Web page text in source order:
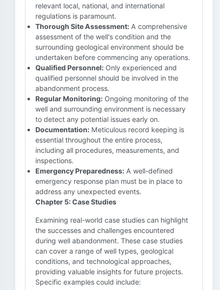
relevant local, national, and international
regulations is paramount.
Thorough Site Assessment: A comprehensive
assessment of the well's condition and the
surrounding geological environment should be
undertaken before commencing any operations.
Qualified Personnel: Only experienced and
qualified personnel should be involved in the
abandonment process.
Regular Monitoring: Ongoing monitoring of the
well and surrounding environment is necessary
to detect any potential issues early on.
Documentation: Meticulous record keeping is
essential throughout the entire process,
including all procedures, measurements, and
inspections.
Emergency Preparedness: A well-defined
emergency response plan must be in place to
address any unexpected events.
Chapter 5: Case Studies
Examining real-world case studies can highlight
the successes and challenges encountered
during well abandonment. These case studies
can cover a range of well types, geological
conditions, and technological approaches,
providing valuable insights for future projects.
Specific examples could include: